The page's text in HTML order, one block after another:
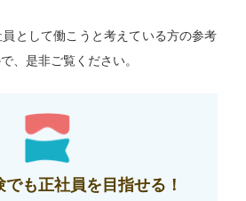
として働こうと考えている方の参考
、是非ご覧ください。
も正社員を目指せる！